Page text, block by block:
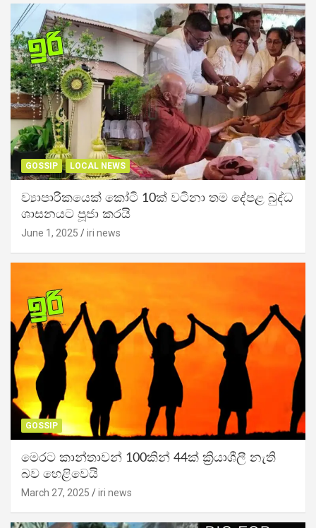
GOSSIP LOCAL NEWS
ව්‍යාපාරිකයෙක් කෝටි 10ක් වටිනා තම දේපළ බුද්ධ
ශාසනයට පූජා කරයි
June 1, 2025 iri news
GOSSIP
මෙරට කාන්තාවන් 100කින් 44ක් ක්‍රියාශීලී නැති
බව හෙළිවෙයි
March 27, 2025 iri news